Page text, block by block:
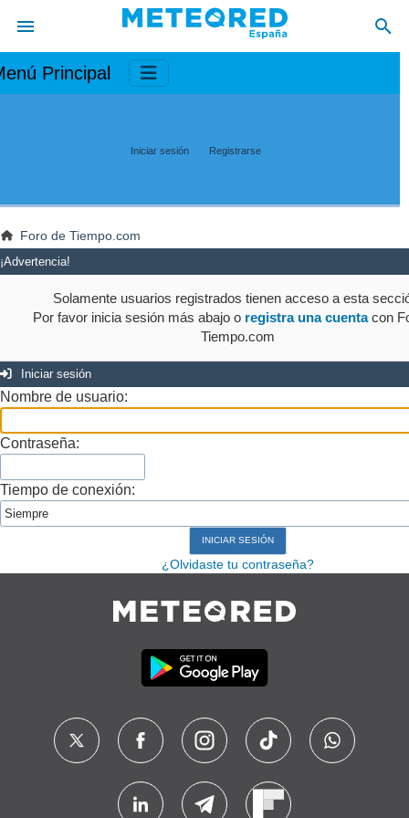
Principal
Iniciar sesión Registrarse
Foro de Tiempo.com
¡Advertencia!
Solamente usuarios registrados tienen acceso a esta
Por favor inicia sesión más abajo o registra una cuentacon
Tiempo.com
Iniciar sesión
Nombre de usuario:
Contraseña:
Tiempo de conexión:
¿Olvidaste tu contraseña?